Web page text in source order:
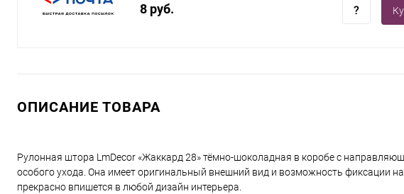
8 руб.
ОПИСАНИЕ ТОВАРА
Рулонная штора LmDecor «Жаккард 28» тёмно-шоколадная в коробе с
особого ухода. Она имеет оригинальный внешний вид и возможность фиксации
прекрасно впишется в любой дизайн интерьера.